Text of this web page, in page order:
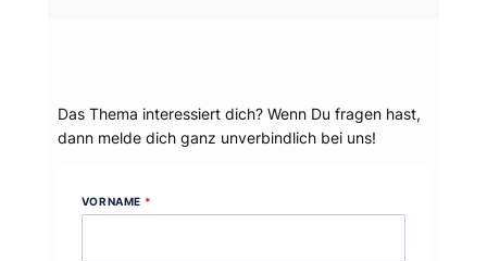
Das Thema interessiert dich? Wenn Du fragen hast,
dann melde dich ganz unverbindlich bei uns!
VORNAME *